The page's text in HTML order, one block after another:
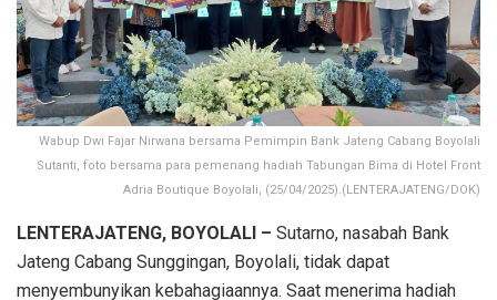
Wabup Dwi Fajar Nirwana bersama Pemimpin Bank Jateng Cabang Boyolali
Sutanti, foto bersama para pemenang hadiah Tabungan Bima di Hotel Front
Adria Boutique Boyolali, (25/04/2025).(LENTERAJATENG/DOK)
LENTERAJATENG, BOYOLALI – Sutarno, nasabah Bank
Jateng Cabang Sunggingan, Boyolali, tidak dapat
menyembunyikan kebahagiaannya. Saat menerima hadiah